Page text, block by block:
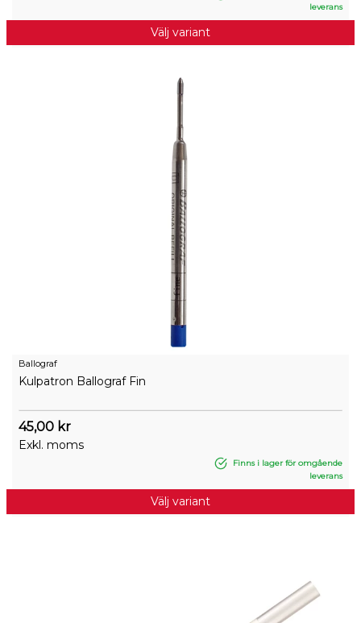
leverans
Välj variant
Ballograf
Kulpatron Ballograf Fin
45,00 kr
Exkl. moms
Finns i lager för omgående
leverans
Välj variant